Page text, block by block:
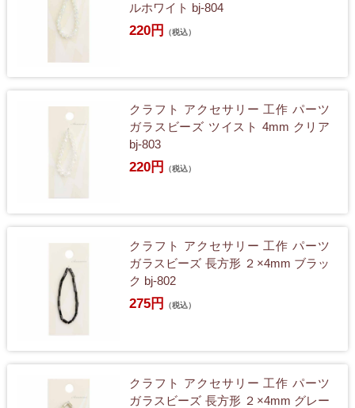
ルホワイト bj-804
220円 （税込）
クラフト アクセサリー 工作 パーツ
ガラスビーズ ツイスト 4mm クリア
bj-803
220円 （税込）
クラフト アクセサリー 工作 パーツ
ガラスビーズ 長方形 ２×4mm ブラッ
ク bj-802
275円 （税込）
クラフト アクセサリー 工作 パーツ
ガラスビーズ 長方形 ２×4mm グレー